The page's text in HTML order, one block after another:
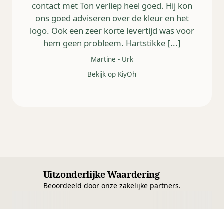
contact met Ton verliep heel goed. Hij kon
ons goed adviseren over de kleur en het
logo. Ook een zeer korte levertijd was voor
hem geen probleem. Hartstikke [...]
Martine - Urk
Bekijk op KiyOh
Uitzonderlijke Waardering
Beoordeeld door onze zakelijke partners.